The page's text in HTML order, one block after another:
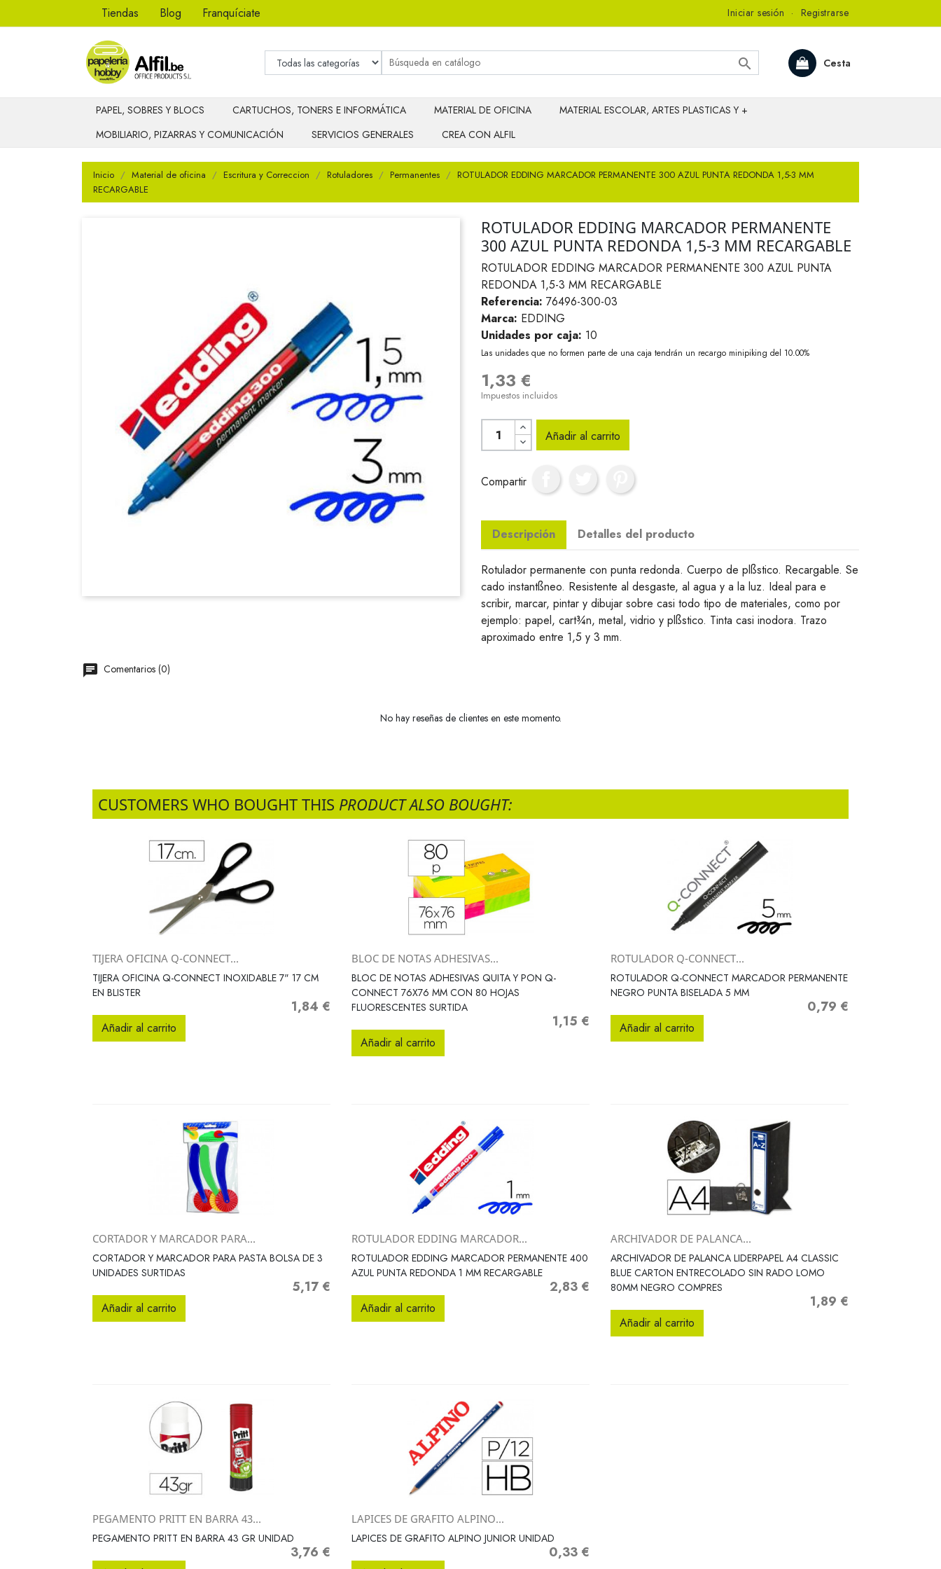
Tiendas Blog Franquíciate Iniciar sesión · Registrarse
Cesta

PAPEL, SOBRES Y BLOCS CARTUCHOS, TONERS E INFORMÁTICA MATERIAL DE OFICINA
MATERIAL ESCOLAR, ARTES PLASTICAS Y +
MOBILIARIO, PIZARRAS Y COMUNICACIÓN
SERVICIOS GENERALES CREA CON ALFIL
Inicio Material de oficina Escritura y Correccion Rotuladores Permanentes
ROTULADOR EDDING MARCADOR PERMANENTE 300 AZUL PUNTA REDONDA 1,5-3 MM
RECARGABLE
ROTULADOR EDDING MARCADOR PERMANENTE
300 AZUL PUNTA REDONDA 1,5-3 MM RECARGABLE
ROTULADOR EDDING MARCADOR PERMANENTE 300 AZUL PUNTA
REDONDA 1,5-3 MM RECARGABLE
Referencia: 76496-300-03
Marca: EDDING
Unidades por caja: 10
Las unidades que no formen parte de una caja tendrán un recargo minipiking del 10.00%
1,33 €
Impuestos incluidos
Añadir al carrito
Compartir
Descripción Detalles del producto
Rotulador permanente con punta redonda. Cuerpo de plßstico. Recargable. Se
cado instantßneo. Resistente al desgaste, al agua y a la luz. Ideal para e
scribir, marcar, pintar y dibujar sobre casi todo tipo de materiales, como por
ejemplo: papel, cart¾n, metal, vidrio y plßstico. Tinta casi inodora. Trazo
aproximado entre 1,5 y 3 mm.
Comentarios (0)
No hay reseñas de clientes en este momento.
CUSTOMERS WHO BOUGHT THIS PRODUCT ALSO BOUGHT:
Vista rápida
TIJERA OFICINA Q-CONNECT...
TIJERA OFICINA Q-CONNECT INOXIDABLE 7" 17 CM
EN BLISTER
Precio
1,84 €
Añadir al carrito
Vista rápida
BLOC DE NOTAS ADHESIVAS...
BLOC DE NOTAS ADHESIVAS QUITA Y PON Q-
CONNECT 76X76 MM CON 80 HOJAS
FLUORESCENTES SURTIDA
Precio
1,15 €
Añadir al carrito
 Vista rápida
ROTULADOR Q-CONNECT...
ROTULADOR Q-CONNECT MARCADOR PERMANENTE
NEGRO PUNTA BISELADA 5 MM
Precio
0,79 €
Añadir al carrito
Vista rápida
CORTADOR Y MARCADOR PARA...
CORTADOR Y MARCADOR PARA PASTA BOLSA DE 3
UNIDADES SURTIDAS
Precio
5,17 €
Añadir al carrito
 Vista rápida
ROTULADOR EDDING MARCADOR...
ROTULADOR EDDING MARCADOR PERMANENTE 400
AZUL PUNTA REDONDA 1 MM RECARGABLE
Precio
2,83 €
Añadir al carrito
 Vista rápida
ARCHIVADOR DE PALANCA...
ARCHIVADOR DE PALANCA LIDERPAPEL A4 CLASSIC
BLUE CARTON ENTRECOLADO SIN RADO LOMO
80MM NEGRO COMPRES
Precio
1,89 €
Añadir al carrito
Vista rápida
PEGAMENTO PRITT EN BARRA 43...
PEGAMENTO PRITT EN BARRA 43 GR UNIDAD
Precio
3,76 €
 Vista rápida
LAPICES DE GRAFITO ALPINO...
LAPICES DE GRAFITO ALPINO JUNIOR UNIDAD
Precio
0,33 €